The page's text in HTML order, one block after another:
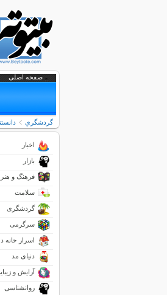
صفحه اصلی
گردشگري
اخبار
بازار
فرهنگ و هنر
سلامت
گردشگری
سرگرمی
اسرار خانه
دنیای مد
آرایش و
روانشناسی